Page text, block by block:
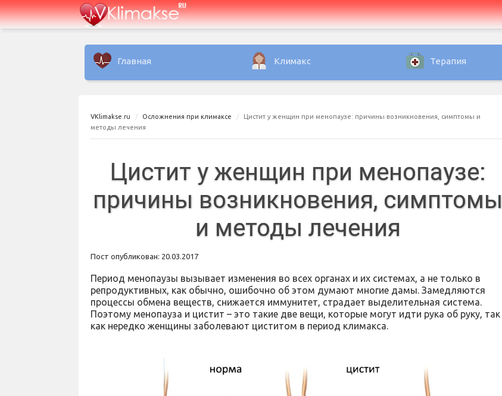
Главная Климакс Терапия
VKlimakse.ru Осложнения при климаксе
Цистит у женщин при менопаузе: причины возникновения, симптомы и
методы лечения
Цистит у женщин при менопаузе:
причины возникновения, симптомы
и методы лечения
Пост опубликован: 20.03.2017
Период менопаузы вызывает изменения во всех органах и их системах, а не только в
репродуктивных, как обычно, ошибочно об этом думают многие дамы. Замедляются
процессы обмена веществ, снижается иммунитет, страдает выделительная система.
Поэтому менопауза и цистит – это такие две вещи, которые могут идти рука об руку, так
как нередко женщины заболевают циститом в период климакса.